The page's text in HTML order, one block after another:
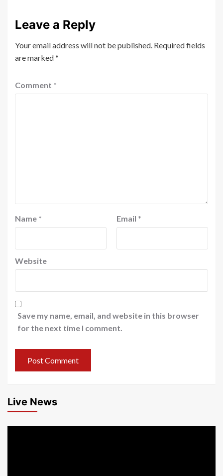
Leave a Reply
Your email address will not be published. Required fields
are marked*
Comment *
Name * Email *
Website
Save my name, email, and website in this browser
for the next time I comment.
Live News